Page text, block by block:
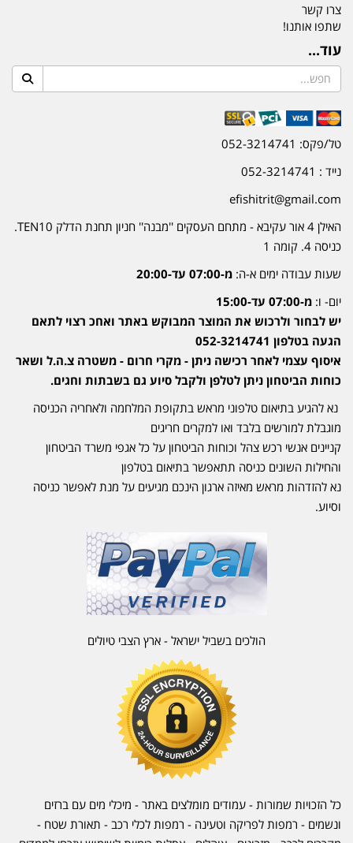
צרו קשר
שתפו אותנו!
עוד...
טל/פקס: 052-3214741
נייד : 052-3214741
efishitrit@gmail.com
האילן 4 אור עקיבא - מתחם העסקים ''מבנה'' חניון תחנת הדלק TEN10.
כניסה 4. קומה 1
שעות עבודה ימים א-ה: מ-07:00 עד-20:00
יום- ו: מ-07:00 עד-15:00
יש לבחור ולרכוש את המוצר המבוקש באתר ואחכ רצוי לתאם
הגעה בטלפון 052-3214741
איסוף עצמי לאחר רכישה ניתן - מקרי חרום - משטרה צ.ה.ל ושאר
כוחות הביטחון ניתן לטלפן ולקבל סיוע גם בשבתות וחגים.
נא להגיע בתיאום טלפוני מראש בתקופת המלחמה ולאחריה הכניסה
מוגבלת למורשים בלבד ואו למקרים חריגים
קניינים אנשי רכש צהל וכוחות הביטחון על כל אגפי משרד הביטחון
והחילות השונים כניסה תתאפשר בתיאום בטלפון
נא להזדהות מראש מאיזה ארגון הינכם מגיעים על מנת לאפשר כניסה
וסיוע.
הולכים בשביל ישראל - ארץ הצבי טיולים
כל הזכויות שמורות - עמודים מומלצים באתר - מיכלי מים עם ברזים
ונשמים - רמפות לפריקה וטעינה - רמפות לכלי רכב - תאורת שטח -